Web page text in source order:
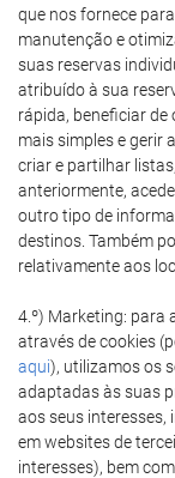
que nos fornece
manutenção e
suas reservas
atribuído à sua
rápida, beneficiar
mais simples e gerir
criar e partilhar
anteriormente,
outro tipo de
destinos. Também
relativamente aos
4.º) Marketing: para
através de cookies
aqui), utilizamos os
adaptadas às suas
aos seus
em websites de
interesses), bem